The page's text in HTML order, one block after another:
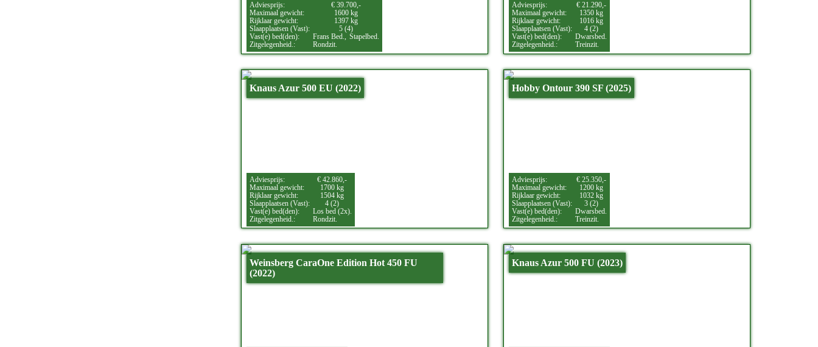
Adviesprijs:
€ 39.700,-
Maximaal gewicht:
1600 kg
Rijklaar gewicht:
1397 kg
Slaapplaatsen (Vast):
5 (4)
Vast(e) bed(den):
Frans Bed., Stapelbed.
Zitgelegenheid.:
Rondzit.
Adviesprijs:
€ 21.290,-
Maximaal gewicht:
1350 kg
Rijklaar gewicht:
1016 kg
Slaapplaatsen (Vast):
4 (2)
Vast(e) bed(den):
Dwarsbed.
Zitgelegenheid.:
Treinzit.
Knaus Azur 500 EU (2022)
Adviesprijs:
€ 42.860,-
Maximaal gewicht:
1700 kg
Rijklaar gewicht:
1504 kg
Slaapplaatsen (Vast):
4 (2)
Vast(e) bed(den):
Los bed (2x).
Zitgelegenheid.:
Rondzit.
Hobby Ontour 390 SF (2025)
Adviesprijs:
€ 25.350,-
Maximaal gewicht:
1200 kg
Rijklaar gewicht:
1032 kg
Slaapplaatsen (Vast):
3 (2)
Vast(e) bed(den):
Dwarsbed.
Zitgelegenheid.:
Treinzit.
Weinsberg CaraOne Edition Hot 450 FU
(2022)
Knaus Azur 500 FU (2023)